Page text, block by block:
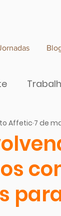
de valor
Affetic 7 de
de 5 estrelas.